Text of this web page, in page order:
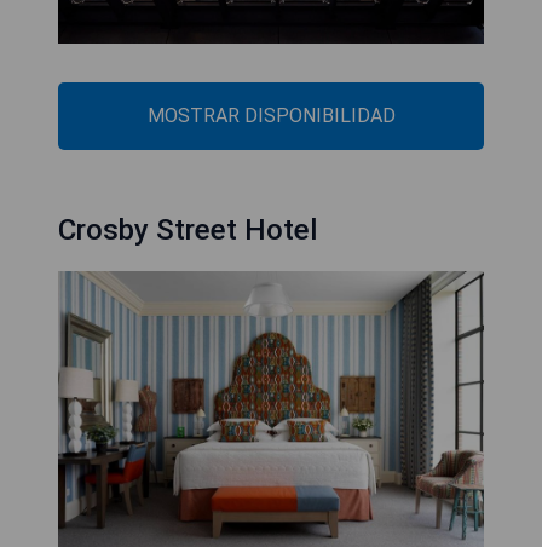
MOSTRAR DISPONIBILIDAD
Crosby Street Hotel